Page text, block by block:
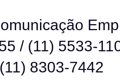
/ (11) 5533-
8303-7442